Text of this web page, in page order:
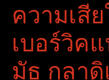
ความเสี
เบอร์วิค
มัธ กลาดิ